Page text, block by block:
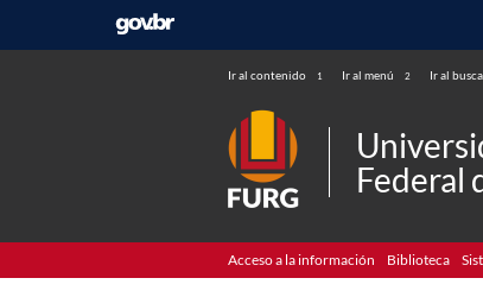
Ir al contenido 1 Ir al menú 2 Ir al
Federal
Acceso a la información Biblioteca